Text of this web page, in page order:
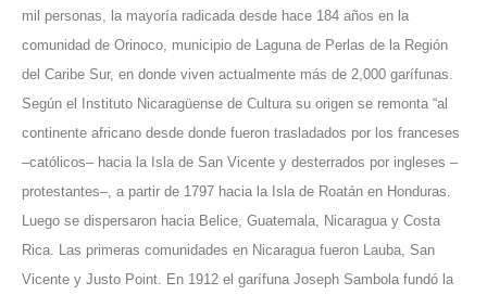
mil personas, la mayoría radicada desde hace 184 años en la
comunidad de Orinoco, municipio de Laguna de Perlas de la Región
del Caribe Sur, en donde viven actualmente más de 2,000 garífunas.
Según el Instituto Nicaragüense de Cultura su origen se remonta “al
continente africano desde donde fueron trasladados por los franceses
–católicos– hacia la Isla de San Vicente y desterrados por ingleses –
protestantes–, a partir de 1797 hacia la Isla de Roatán en Honduras.
Luego se dispersaron hacia Belice, Guatemala, Nicaragua y Costa
Rica. Las primeras comunidades en Nicaragua fueron Lauba, San
Vicente y Justo Point. En 1912 el garífuna Joseph Sambola fundó la